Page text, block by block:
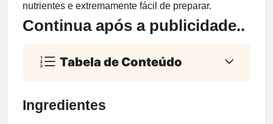
nutrientes e extremamente fácil de preparar.
Continua após a publicidade..
Tabela de Conteúdo
Ingredientes